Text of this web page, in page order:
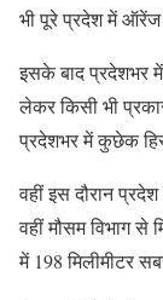
भी पूरे प्रदेश में ऑरेंज
इसके बाद प्रदेशभर में
लेकर किसी भी
प्रदेशभर में कुछेक
वहीं इस दौरान
वहीं मौसम विभाग से
में 198 मिलीमीटर